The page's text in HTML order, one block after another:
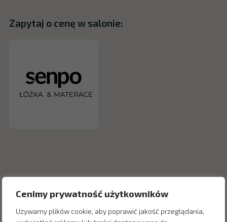
Cenimy prywatność użytkowników
Używamy plików cookie, aby poprawić jakość przeglądania,
Zapytaj o cenę w salonie: